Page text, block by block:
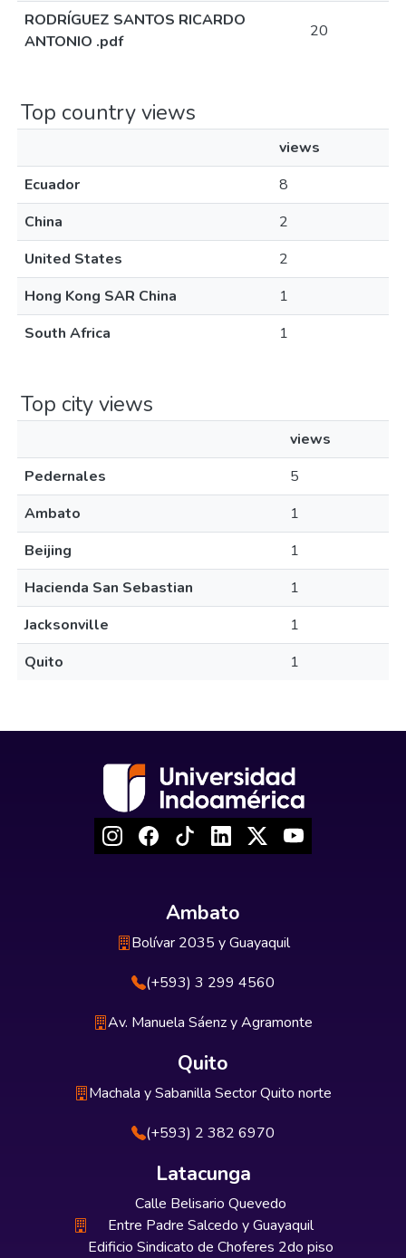
RODRÍGUEZ SANTOS RICARDO
ANTONIO .pdf
20
Top country views
views
Ecuador
8
China
2
United States
2
Hong Kong SAR China
1
South Africa
1
Top city views
views
Pedernales
5
Ambato
1
Beijing
1
Hacienda San Sebastian
1
Jacksonville
1
Quito
1
Ambato
Bolívar 2035 y Guayaquil
(+593) 3 299 4560
Av. Manuela Sáenz y Agramonte
Quito
Machala y Sabanilla Sector Quito norte
(+593) 2 382 6970
Latacunga
Calle Belisario Quevedo
Entre Padre Salcedo y Guayaquil
Edificio Sindicato de Choferes 2do piso